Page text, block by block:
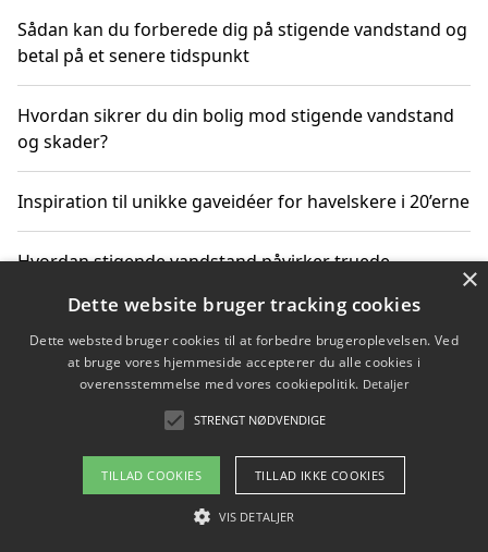
Sådan kan du forberede dig på stigende vandstand og
betal på et senere tidspunkt
Hvordan sikrer du din bolig mod stigende vandstand
og skader?
Inspiration til unikke gaveidéer for havelskere i 20’erne
Hvordan stigende vandstand påvirker truede
Sådan vælger du de bedste vandrerygsække til
vandreture i Danmark
Copyright 2026 - Pilanto Aps
Om / kontakt
×
Dette website bruger tracking cookies
Dette websted bruger cookies til at forbedre brugeroplevelsen. Ved
at bruge vores hjemmeside accepterer du alle cookies i
overensstemmelse med vores cookiepolitik. Detaljer
STRENGT NØDVENDIGE
TILLAD COOKIES TILLAD IKKE COOKIES
VIS DETALJER